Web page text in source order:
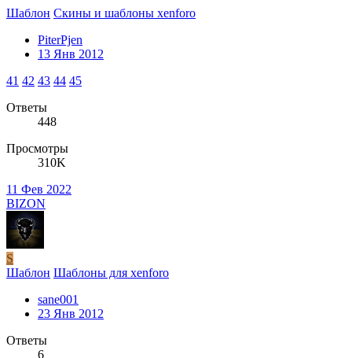
Шаблон Скины и шаблоны xenforo
PiterPjen
13 Янв 2012
41 42 43 44 45
Ответы
448
Просмотры
310K
11 Фев 2022
BIZON
S
Шаблон Шаблоны для xenforo
sane001
23 Янв 2012
Ответы
6